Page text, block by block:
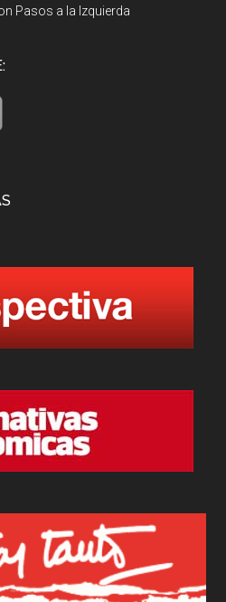
Pasos a la Izquierda